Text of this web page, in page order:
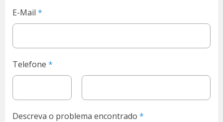
E-Mail
Telefone
Descreva o problema encontrado